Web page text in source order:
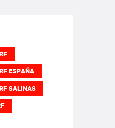
ESPAÑA
SALINAS